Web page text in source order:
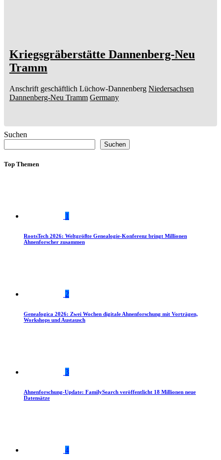
Kriegsgräberstätte Dannenberg-Neu
Tramm
Anschrift geschäftlich Lüchow-Dannenberg Niedersachsen
Dannenberg-Neu Tramm Germany
Suchen
Suchen
Top Themen
1
RootsTech 2026: Weltgrößte Genealogie-Konferenz bringt Millionen
Ahnenforscher zusammen
2
Genealogica 2026: Zwei Wochen digitale Ahnenforschung mit Vorträgen,
Workshops und Austausch
3
Ahnenforschung-Update: FamilySearch veröffentlicht 18 Millionen neue
Datensätze
4